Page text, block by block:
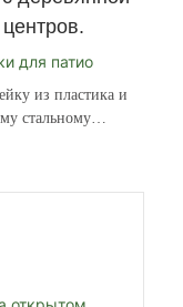
для патио
из пластика и
стальному
торговых